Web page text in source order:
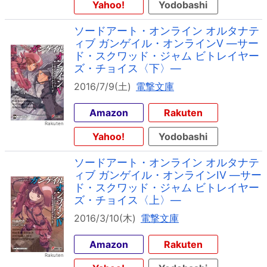
Yahoo! Yodobashi
ソードアート・オンライン オルタナテ
ィブ ガンゲイル・オンラインV ―サー
ド・スクワッド・ジャム ビトレイヤー
ズ・チョイス〈下〉―
2016/7/9(土) 電撃文庫
Amazon
Rakuten
Yahoo!
Yodobashi
ソードアート・オンライン オルタナテ
ィブ ガンゲイル・オンラインIV ―サー
ド・スクワッド・ジャム ビトレイヤー
ズ・チョイス〈上〉―
2016/3/10(木) 電撃文庫
Amazon
Rakuten